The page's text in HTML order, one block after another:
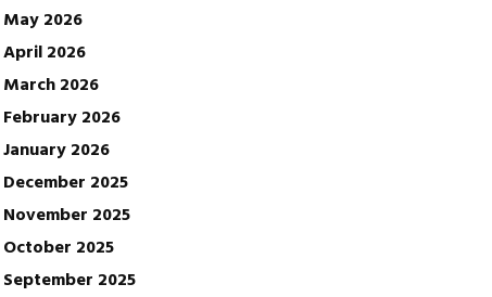
May 2026
April 2026
March 2026
February 2026
January 2026
December 2025
November 2025
October 2025
September 2025